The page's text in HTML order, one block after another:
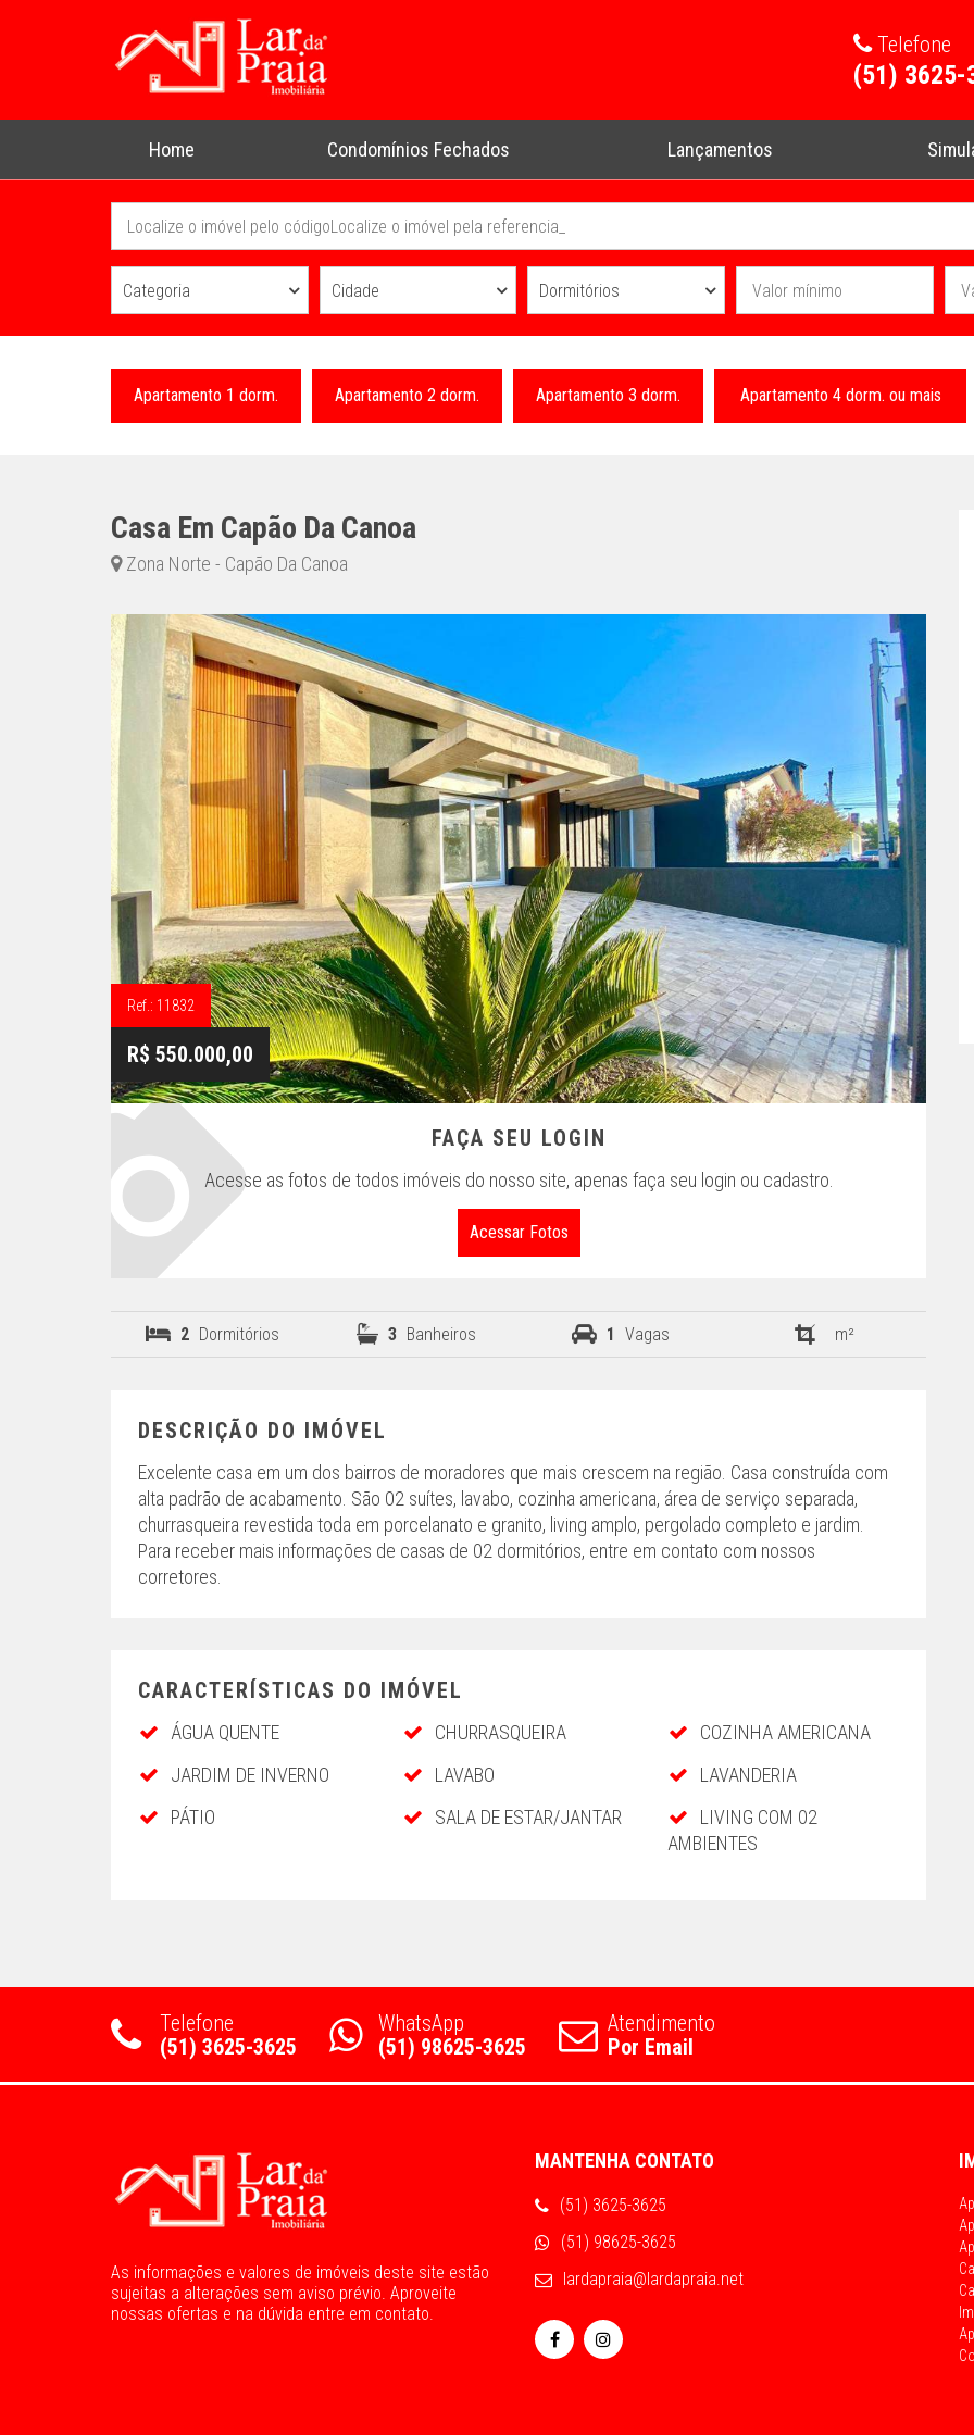
Telefone
(51) 3625-
Home Condomínios Fechados Lançamentos
Categoria Cidade Dormitórios
Apartamento 1 dorm. Apartamento 2 dorm. Apartamento 3 dorm. Apartamento 4 dorm. ou mais
Casa Em Capão Da Canoa
Zona Norte - Capão Da Canoa
Ref.: 11832
R$ 550.000,00
FAÇA SEU LOGIN
Acesse as fotos de todos imóveis do nosso site, apenas faça seu login ou cadastro.
Acessar Fotos
2 Dormitórios 3 Banheiros 1 Vagas m²
DESCRIÇÃO DO IMÓVEL
Excelente casa em um dos bairros de moradores que mais crescem na região. Casa construída com
alta padrão de acabamento. São 02 suítes, lavabo, cozinha americana, área de serviço separada,
churrasqueira revestida toda em porcelanato e granito, living amplo, pergolado completo e jardim.
Para receber mais informações de casas de 02 dormitórios, entre em contato com nossos
corretores.
CARACTERÍSTICAS DO IMÓVEL
ÁGUA QUENTE CHURRASQUEIRA
COZINHA AMERICANA
JARDIM DE INVERNO
LAVABO
LAVANDERIA
PÁTIO
SALA DE ESTAR/JANTAR
LIVING COM 02
AMBIENTES
Telefone
(51) 3625-3625
WhatsApp
(51) 98625-3625
Atendimento
Por Email
As informações e valores de imóveis deste site estão
sujeitas a alterações sem aviso prévio. Aproveite
nossas ofertas e na dúvida entre em contato.
MANTENHA CONTATO
(51) 3625-3625
(51) 98625-3625
lardapraia@lardapraia.net